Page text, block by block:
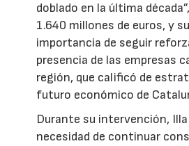
doblado en la última
1.640 millones de euros, y
importancia de seguir
presencia de las empresas
región, que calificó de
futuro económico de
Durante su intervención,
necesidad de continuar